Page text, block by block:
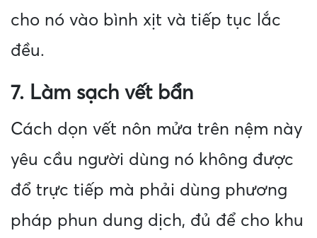
cho nó vào bình xịt và tiếp tục lắc
đều.
7. Làm sạch vết bẩn
Cách dọn vết nôn mửa trên nệm này
yêu cầu người dùng nó không được
đổ trực tiếp mà phải dùng phương
pháp phun dung dịch, đủ để cho khu